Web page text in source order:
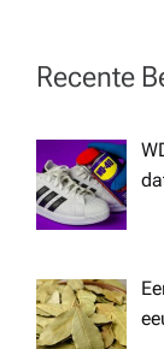
v
g
a
t
Recente